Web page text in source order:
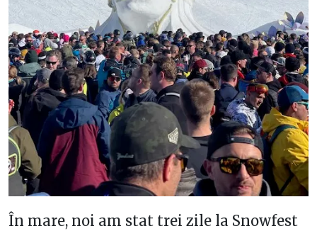
În mare, noi am stat trei zile la Snowfest